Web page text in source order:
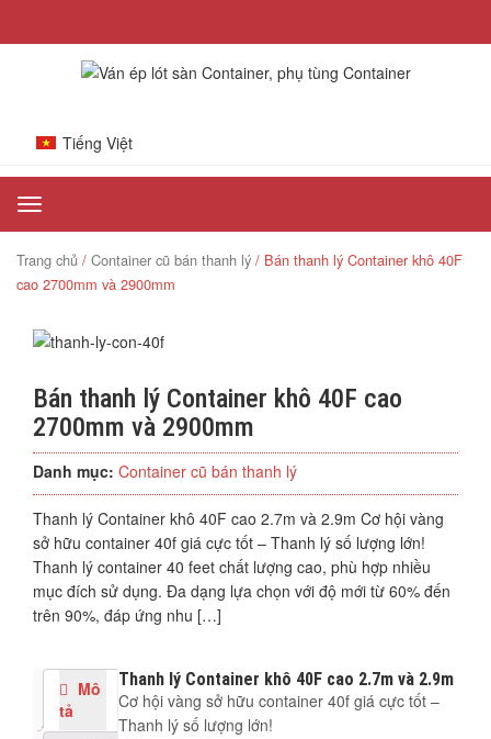
Tiếng Việt
Toggle
navigation
Trang chủ / Container cũ bán thanh lý / Bán thanh lý Container khô 40F
cao 2700mm và 2900mm
Bán thanh lý Container khô 40F cao
2700mm và 2900mm
Danh mục: Container cũ bán thanh lý
Thanh lý Container khô 40F cao 2.7m và 2.9m Cơ hội vàng
sở hữu container 40f giá cực tốt – Thanh lý số lượng lớn!
Thanh lý container 40 feet chất lượng cao, phù hợp nhiều
mục đích sử dụng. Đa dạng lựa chọn với độ mới từ 60% đến
trên 90%, đáp ứng nhu […]
Mô
tả
Thanh lý Container khô 40F cao 2.7m và 2.9m
Cơ hội vàng sở hữu container 40f giá cực tốt –
Thanh lý số lượng lớn!